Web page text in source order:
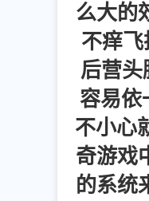
么大的
不痒
后营头
容易依
不小心
奇游戏
的系统